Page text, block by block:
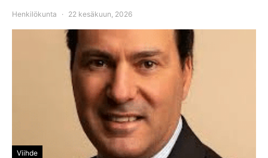
Henkilökunta 22 kesäkuun, 2026
Viihde